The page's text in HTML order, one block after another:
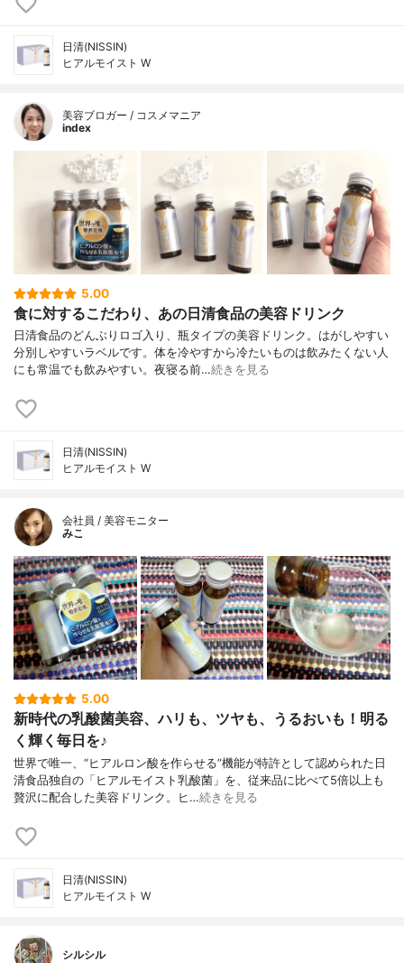
日清(NISSIN)
ヒアルモイスト W
美容ブロガー / コスメマニア
index
5.00
食に対するこだわり、あの日清食品の美容ドリンク
日清食品のどんぶりロゴ入り、瓶タイプの美容ドリンク。はがしやすい
分別しやすいラベルです。体を冷やすから冷たいものは飲みたくない人
にも常温でも飲みやすい。夜寝る前…続きを見る
日清(NISSIN)
ヒアルモイスト W
会社員 / 美容モニター
みこ
5.00
新時代の乳酸菌美容、ハリも、ツヤも、うるおいも！明る
く輝く毎日を♪
世界で唯一、“ヒアルロン酸を作らせる”機能が特許として認められた日
清食品独自の「ヒアルモイスト乳酸菌」を、従来品に比べて5倍以上も
贅沢に配合した美容ドリンク。ヒ…続きを見る
日清(NISSIN)
ヒアルモイスト W
シルシル